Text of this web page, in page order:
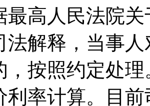
最高人民法院
法解释，当事
，按照约定处
利率计算。目